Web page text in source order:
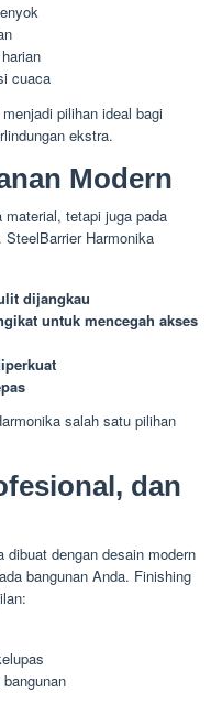
cuaca
pilihan ideal bagi
ekstra.
Modern
material, tetapi juga pada
Harmonika
dijangkau
untuk mencegah akses
salah satu pilihan
dan
dengan desain modern
bangunan Anda. Finishing